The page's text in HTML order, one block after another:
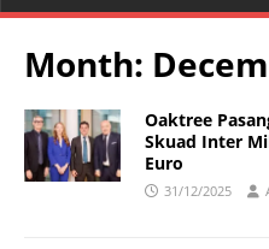
Month:
Oaktree
Skuad Inter
Euro
31/12/2025